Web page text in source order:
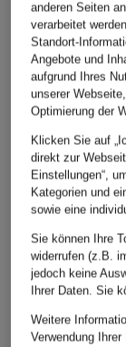
anderen Seiten
verarbeitet
Standort-
Angebote und
aufgrund Ihres
unserer
Optimierung der
Klicken Sie auf
direkt zur
Einstellungen“,
Kategorien und
sowie eine
Sie können Ihre
widerrufen (z.B.
jedoch keine
Ihrer Daten. Sie
Weitere
Verwendung